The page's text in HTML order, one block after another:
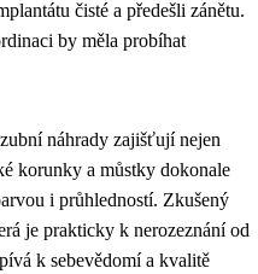
čisté a předešli zánětu.
by měla probíhat
náhrady zajišťují nejen
korunky a můstky dokonale
i průhledností. Zkušený
je prakticky k nerozeznání od
k sebevědomí a kvalitě